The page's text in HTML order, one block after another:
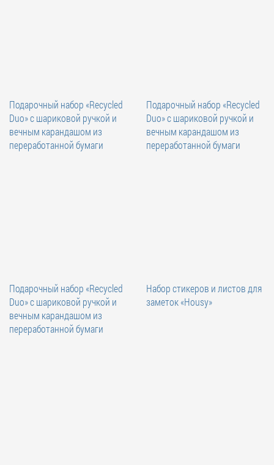
Подарочный набор «Recycled
Duo» c шариковой ручкой и
вечным карандашом из
переработанной бумаги
Подарочный набор «Recycled
Duo» c шариковой ручкой и
вечным карандашом из
переработанной бумаги
Подарочный набор «Recycled
Duo» c шариковой ручкой и
вечным карандашом из
переработанной бумаги
Набор стикеров и листов для
заметок «Housy»